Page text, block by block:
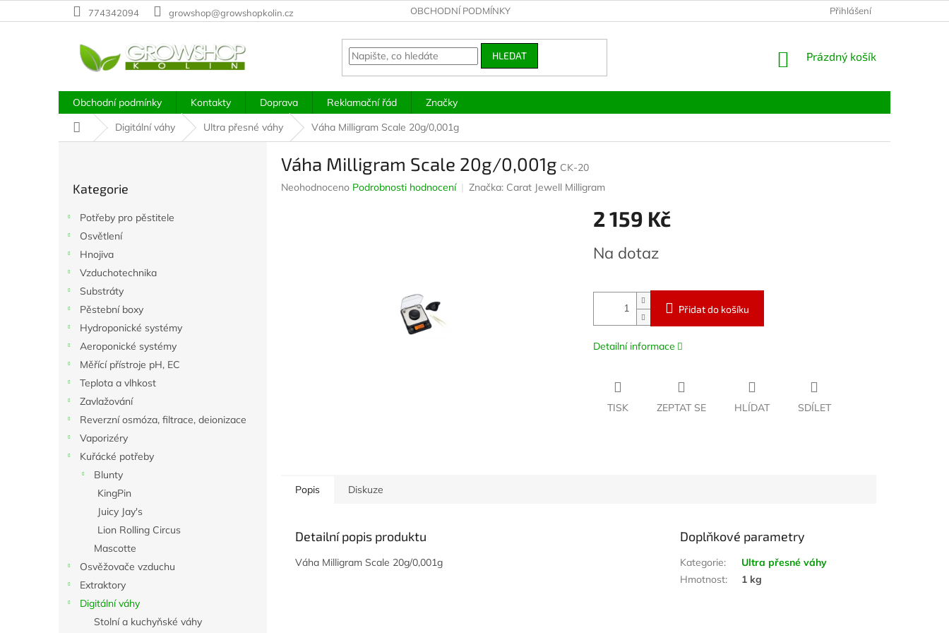
na
774342094 growshop@growshopkolin.cz OBCHODNÍ PODMÍNKY Přihlášení
HLEDAT
NÁKUPNÍ
Prázdný košík
Obchodní podmínky Kontakty Doprava Reklamační řád
Značky
Domů
Digitální váhy Ultra přesné váhy Váha Milligram Scale 20g/0,001g
kategorie
Kategorie
Potřeby pro pěstitele
Osvětlení
Hnojiva
Vzduchotechnika
Substráty
Pěstební boxy
Hydroponické systémy
Aeroponické systémy
Měřící přístroje pH, EC
Teplota a vlhkost
Zavlažování
Reverzní osmóza, filtrace, deionizace
Vaporizéry
Kuřácké potřeby
Blunty
KingPin
Juicy Jay's
Lion Rolling Circus
Mascotte
Osvěžovače vzduchu
Extraktory
Digitální váhy
Stolní a kuchyňské váhy
Váha Milligram Scale 20g/0,001g CK-20
Průměrné
Neohodnoceno Podrobnosti hodnocení Značka: Carat Jewell Milligram
2 159 Kč
cena:
Na dotaz
Přidat do košíku
Detailní informace
TISK ZEPTAT SE HLÍDAT SDÍLET
Popis Diskuze
Detailní popis produktu
Váha Milligram Scale 20g/0,001g
Doplňkové parametry
Kategorie:
Ultra přesné váhy
Hmotnost: 1 kg